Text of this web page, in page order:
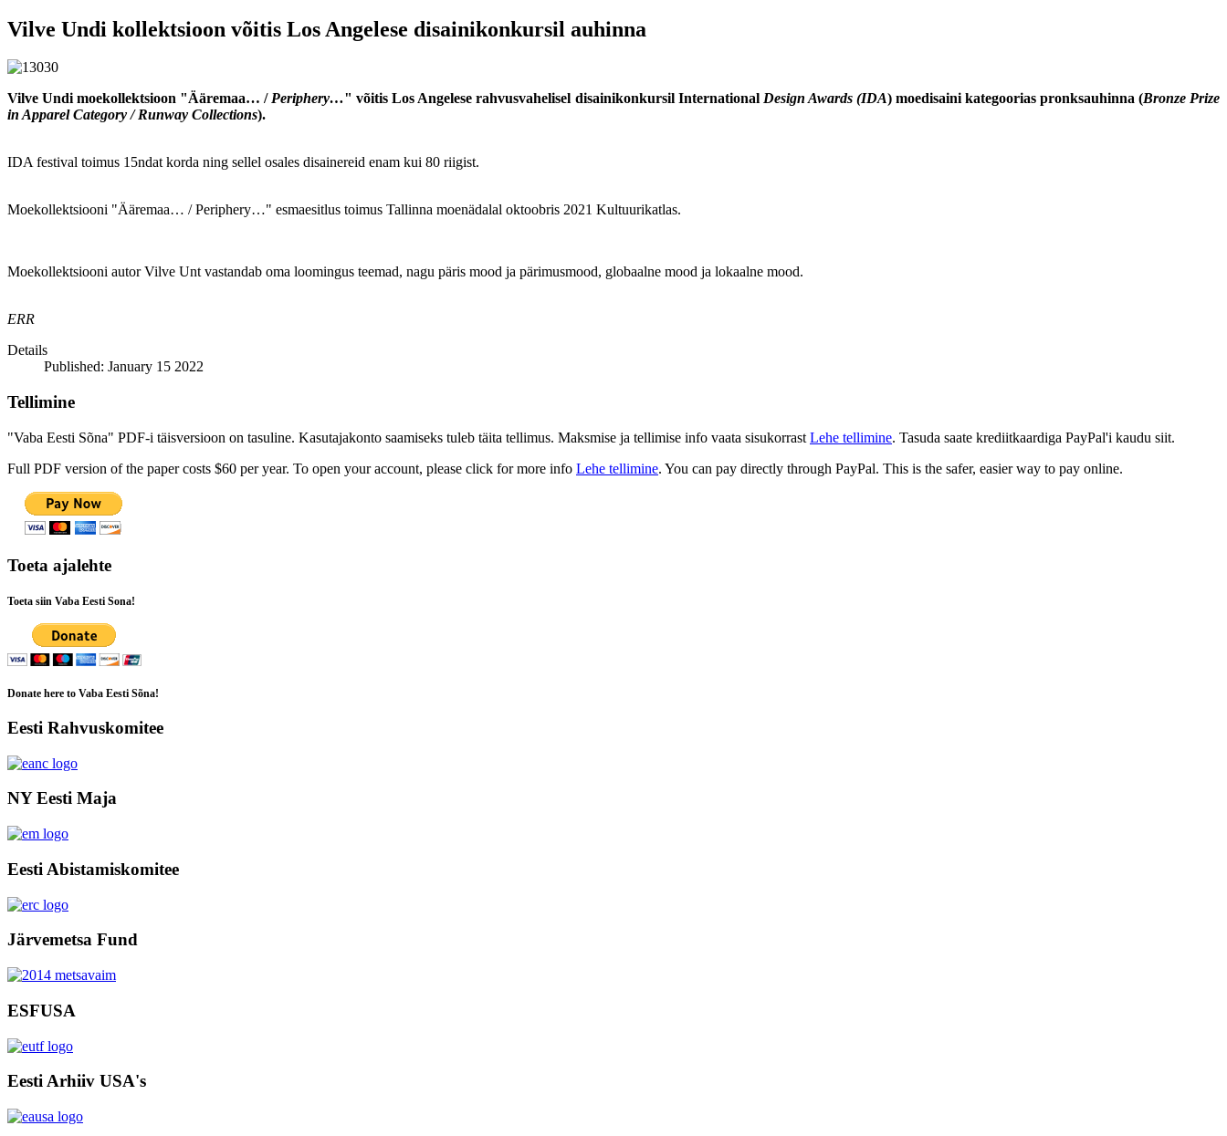
Vilve Undi kollektsioon võitis Los Angelese disainikonkursil auhinna
Vilve Undi moekollektsioon "Ääremaa… /Periphery…" võitis Los Angelese rahvusvahelisel disainikonkursil International Design Awards (IDA) moedisaini kategoorias pronksauhinna (Bronze Prize
in Apparel Category / Runway Collections).
IDA festival toimus 15ndat korda ning sellel osales disainereid enam kui 80 riigist.
Moekollektsiooni "Ääremaa… / Periphery…" esmaesitlus toimus Tallinna moenädalal oktoobris 2021 Kultuurikatlas.
Moekollektsiooni autor Vilve Unt vastandab oma loomingus teemad, nagu päris mood ja pärimusmood, globaalne mood ja lokaalne mood.
ERR
Details
Published: January 15 2022
Tellimine
"Vaba Eesti Sõna" PDF-i täisversioon on tasuline. Kasutajakonto saamiseks tuleb täita tellimus. Maksmise ja tellimise info vaata sisukorrast Lehe tellimine. Tasuda saate krediitkaardiga PayPal'i kaudu siit.
Full PDF version of the paper costs $60 per year. To open your account, please click for more info Lehe tellimine. You can pay directly through PayPal. This is the safer, easier way to pay online.
Toeta ajalehte
Toeta siin Vaba Eesti Sona!
Donate here to Vaba Eesti Sõna!
Eesti Rahvuskomitee
NY Eesti Maja
Eesti Abistamiskomitee
Järvemetsa Fund
ESFUSA
Eesti Arhiiv USA's